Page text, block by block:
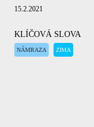
15.2.2021
KLÍČOVÁ SLOVA
NÁMRAZA ZIMA